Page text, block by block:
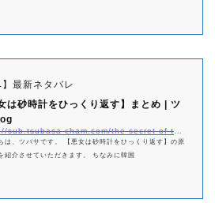
最新ネタバレ
は砂時計をひっくり返す】まとめ | ツ
は、ツバサです。 【悪女は砂時計をひっくり返す】の原
紹介させていただきます。 ちなみに韓国